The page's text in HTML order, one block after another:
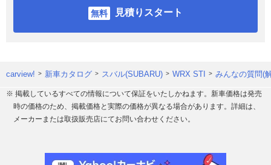
見積りスタート
carview! 新車カタログ スバル(SUBARU) WRX STI みんなの質問(
※ 掲載しているすべての情報について保証をいたしかねます。新車価格は発売
時の価格のため、掲載価格と実際の価格が異なる場合があります。詳細は、
メーカーまたは取扱販売店にてお問い合わせください。